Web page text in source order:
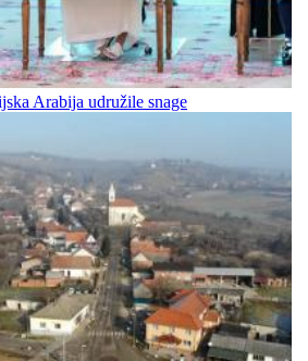
Arabija udružile snage